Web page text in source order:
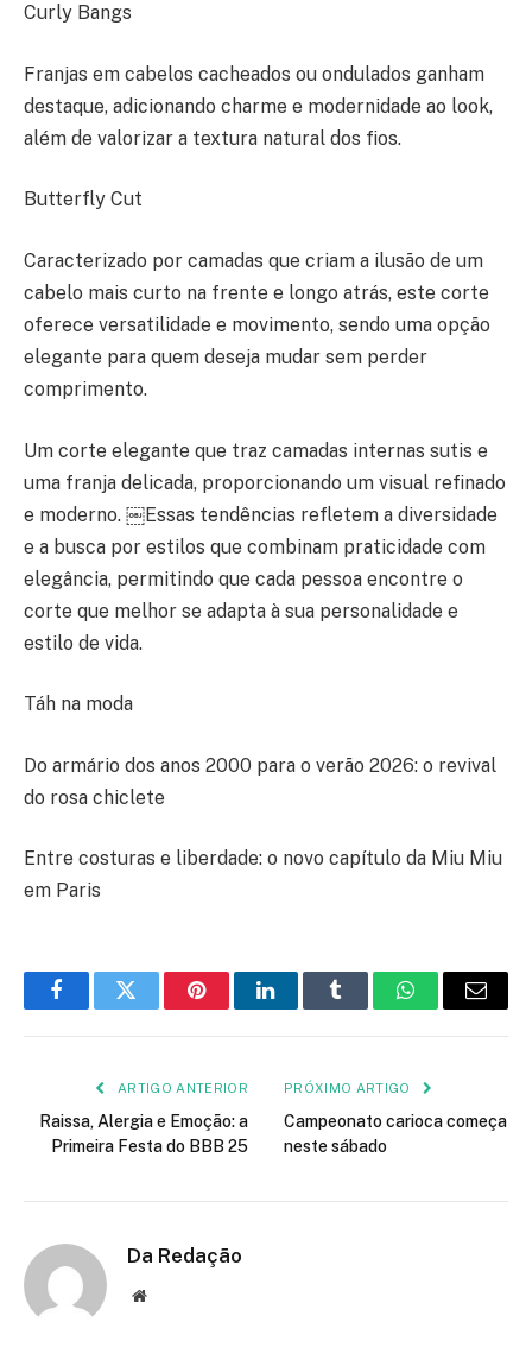
Curly Bangs
Franjas em cabelos cacheados ou ondulados ganham
destaque, adicionando charme e modernidade ao look,
além de valorizar a textura natural dos fios.
Butterfly Cut
Caracterizado por camadas que criam a ilusão de um
cabelo mais curto na frente e longo atrás, este corte
oferece versatilidade e movimento, sendo uma opção
elegante para quem deseja mudar sem perder
comprimento.
Um corte elegante que traz camadas internas sutis e
uma franja delicada, proporcionando um visual refinado
e moderno. ￼Essas tendências refletem a diversidade
e a busca por estilos que combinam praticidade com
elegância, permitindo que cada pessoa encontre o
corte que melhor se adapta à sua personalidade e
estilo de vida.
Táh na moda
Do armário dos anos 2000 para o verão 2026: o revival
do rosa chiclete
Entre costuras e liberdade: o novo capítulo da Miu Miu
em Paris
FacebookTwitter PinterestLinkedInTumblr WhatsApp
E-
ARTIGO ANTERIOR
Raissa, Alergia e Emoção: a
Primeira Festa do BBB 25
PRÓXIMO ARTIGO
Campeonato carioca começa
neste sábado
Da Redação
Site